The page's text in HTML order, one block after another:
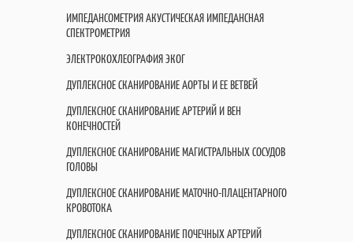
ИМПЕДАНСОМЕТРИЯ АКУСТИЧЕСКАЯ ИМПЕДАНСНАЯ
СПЕКТРОМЕТРИЯ
ЭЛЕКТРОКОХЛЕОГРАФИЯ ЭКОГ
ДУПЛЕКСНОЕ СКАНИРОВАНИЕ АОРТЫ И ЕЕ ВЕТВЕЙ
ДУПЛЕКСНОЕ СКАНИРОВАНИЕ АРТЕРИЙ И ВЕН
КОНЕЧНОСТЕЙ
ДУПЛЕКСНОЕ СКАНИРОВАНИЕ МАГИСТРАЛЬНЫХ СОСУДОВ
ГОЛОВЫ
ДУПЛЕКСНОЕ СКАНИРОВАНИЕ МАТОЧНО-ПЛАЦЕНТАРНОГО
КРОВОТОКА
ДУПЛЕКСНОЕ СКАНИРОВАНИЕ ПОЧЕЧНЫХ АРТЕРИЙ